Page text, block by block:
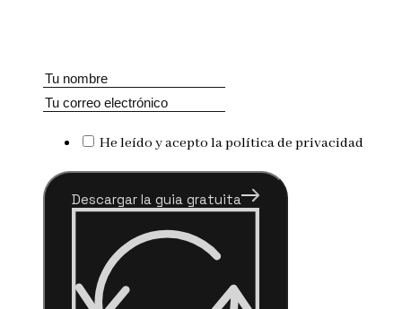
He leído y acepto la política de privacidad
Descargar la guia gratuita